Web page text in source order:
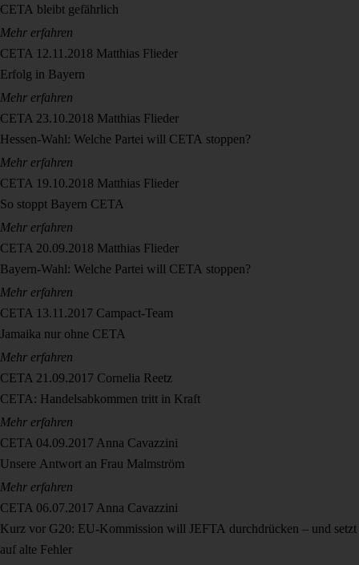
CETA bleibt gefährlich
Mehr erfahren
CETA 12.11.2018 Matthias Flieder
Erfolg in Bayern
Mehr erfahren
CETA 23.10.2018 Matthias Flieder
Hessen-Wahl: Welche Partei will CETA stoppen?
Mehr erfahren
CETA 19.10.2018 Matthias Flieder
So stoppt Bayern CETA
Mehr erfahren
CETA 20.09.2018 Matthias Flieder
Bayern-Wahl: Welche Partei will CETA stoppen?
Mehr erfahren
CETA 13.11.2017 Campact-Team
Jamaika nur ohne CETA
Mehr erfahren
CETA 21.09.2017 Cornelia Reetz
CETA: Handelsabkommen tritt in Kraft
Mehr erfahren
CETA 04.09.2017 Anna Cavazzini
Unsere Antwort an Frau Malmström
Mehr erfahren
CETA 06.07.2017 Anna Cavazzini
Kurz vor G20: EU-Kommission will JEFTA durchdrücken – und setzt
auf alte Fehler